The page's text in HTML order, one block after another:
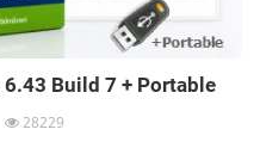
Build 7 + Portable
28229